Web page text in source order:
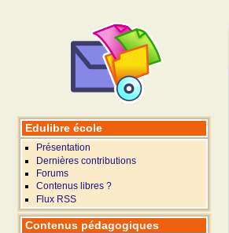
Edulibre école
Présentation
Dernières contributions
Forums
Contenus libres ?
Flux RSS
Contenus pédagogiques